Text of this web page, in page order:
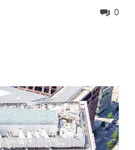
0